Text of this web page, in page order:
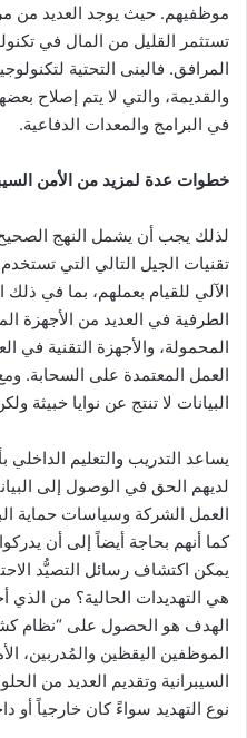
موظفيهم. حيث يوجد العديد من
تستثمر القليل من المال في
المرافق. فالبنى التحتية
والقديمة، والتي لا يتم إصلاح
في البرامج والمعدات الدفاعية.
خطوات عدة لمزيد من الأمن
لذلك يجب أن يشمل النهج
تقنيات الجيل التالي التي
الآلي للقيام بعملهم، بما في ذلك
الطرفية في العديد من الأجهزة
المحمولة، والأجهزة التقنية في
العمل المعتمدة على السحابة.
البيانات لا تنتج عن نوايا خبيثة
يساعد التدريب والتعليم
لديهم الحق في الوصول إلى
العمل الشركة وسياسات حماية
كما أنهم بحاجة أيضاً إلى أن
يمكن اكتشاف رسائل التصيُّد
هي التهديدات الحالية؟ من الذي
الهدف هو الحصول على “نظام
الموظفين اليقظين والمُدربين،
السيبرانية وتقديم العديد من
نوع التهديد سواءً كان خارجياً أو